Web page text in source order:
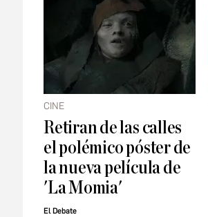
CINE
Retiran de las calles
el polémico póster de
la nueva película de
'La Momia'
El Debate